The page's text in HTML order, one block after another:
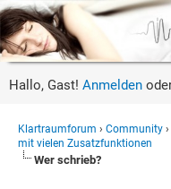
Hallo, Gast! Anmelden
Klartraumforum › Community ›
mit vielen Zusatzfunktionen
Wer schrieb?